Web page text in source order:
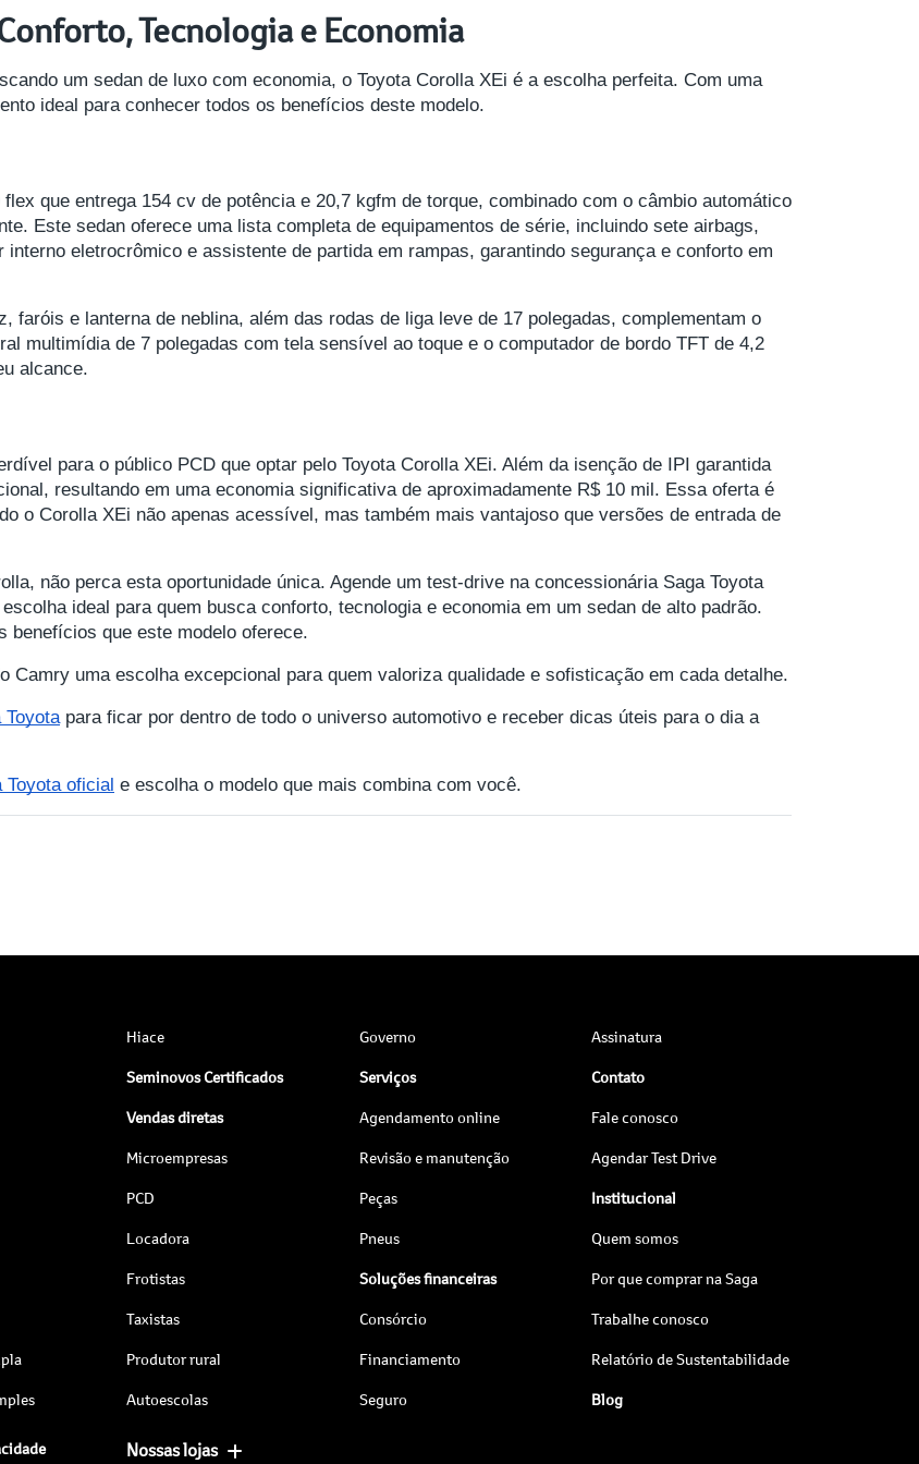
Tecnologia e Economia
um sedan de luxo com economia, o Toyota Corolla XEi é a escolha perfeita. Com uma
ideal para conhecer todos os benefícios deste modelo.
que entrega 154 cv de potência e 20,7 kgfm de torque, combinado com o câmbio automático
Este sedan oferece uma lista completa de equipamentos de série, incluindo sete airbags,
eletrocrômico e assistente de partida em rampas, garantindo segurança e conforto em
faróis e lanterna de neblina, além das rodas de liga leve de 17 polegadas, complementam o
multimídia de 7 polegadas com tela sensível ao toque e o computador de bordo TFT de 4,2
alcance.
para o público PCD que optar pelo Toyota Corolla XEi. Além da isenção de IPI garantida
resultando em uma economia significativa de aproximadamente R$ 10 mil. Essa oferta é
o Corolla XEi não apenas acessível, mas também mais vantajoso que versões de entrada de
não perca esta oportunidade única. Agende um test-drive na concessionária Saga Toyota
ideal para quem busca conforto, tecnologia e economia em um sedan de alto padrão.
benefícios que este modelo oferece.
Camry uma escolha excepcional para quem valoriza qualidade e sofisticação em cada detalhe.
para ficar por dentro de todo o universo automotivo e receber dicas úteis para o dia a
Toyota oficial e escolha o modelo que mais combina com você.
Hiace
Seminovos Certificados
Vendas diretas
Microempresas
PCD
Locadora
Frotistas
Taxistas
Produtor rural
Autoescolas
Governo
Serviços
Agendamento online
Revisão e manutenção
Peças
Pneus
Soluções financeiras
Consórcio
Financiamento
Seguro
Assinatura
Contato
Fale conosco
Agendar Test Drive
Institucional
Quem somos
Por que comprar na Saga
Trabalhe conosco
Relatório de Sustentabilidade
Blog
Nossas lojas